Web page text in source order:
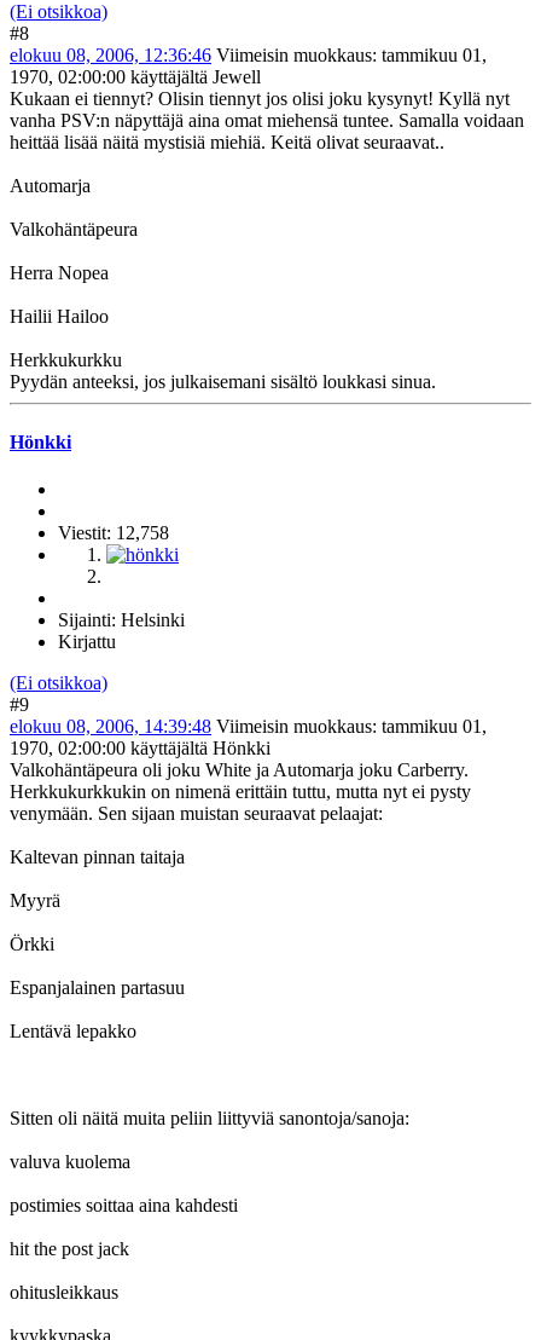
(Ei otsikkoa)
#8
elokuu 08, 2006, 12:36:46 Viimeisin muokkaus: tammikuu 01,
1970, 02:00:00 käyttäjältä Jewell
Kukaan ei tiennyt? Olisin tiennyt jos olisi joku kysynyt! Kyllä nyt
vanha PSV:n näpyttäjä aina omat miehensä tuntee. Samalla voidaan
heittää lisää näitä mystisiä miehiä. Keitä olivat seuraavat..
Automarja
Valkohäntäpeura
Herra Nopea
Hailii Hailoo
Herkkukurkku
Pyydän anteeksi, jos julkaisemani sisältö loukkasi sinua.
Hönkki
Viestit: 12,758
Sijainti: Helsinki
Kirjattu
(Ei otsikkoa)
#9
elokuu 08, 2006, 14:39:48 Viimeisin muokkaus: tammikuu 01,
1970, 02:00:00 käyttäjältä Hönkki
Valkohäntäpeura oli joku White ja Automarja joku Carberry.
Herkkukurkkukin on nimenä erittäin tuttu, mutta nyt ei pysty
venymään. Sen sijaan muistan seuraavat pelaajat:
Kaltevan pinnan taitaja
Myyrä
Örkki
Espanjalainen partasuu
Lentävä lepakko
Sitten oli näitä muita peliin liittyviä sanontoja/sanoja:
valuva kuolema
postimies soittaa aina kahdesti
hit the post jack
ohitusleikkaus
kyykkypaska